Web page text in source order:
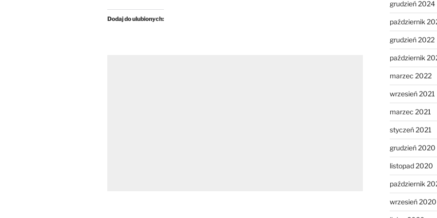
Dodaj do ulubionych:
grudzień 2024
październik
grudzień 2022
październik
marzec 2022
wrzesień 2021
marzec 2021
styczeń 2021
grudzień 2020
listopad 2020
październik
wrzesień 2020